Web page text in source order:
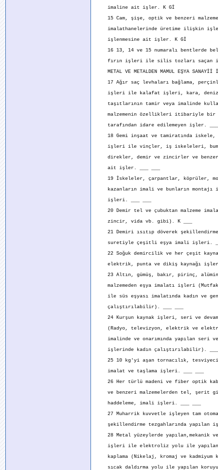
imaline ait işler. K Gİ
15 Cam, şişe, optik ve benzeri
imalathanelerinde üretime ilişkin
işlenmesine ait işler. K Gİ
16 13, 14 ve 15 numaralı bentlerde
fırın işleri ile silis tozları saçan
METAL VE METALDEN MAMUL EŞYA
17 Ağır saç levhaları bağlama,
işleri ile kalafat işleri, kara, deniz
taşıtlarının tamir veya imalinde
malzemenin özellikleri itibariyle bir
tarafından idare edilemeyen işler. ___
18 Gemi inşaat ve tamiratında iskele,
işleri ile vinçler, iş iskeleleri,
direkler, demir ve zincirler ve
ait işler. ___ ___
19 İskeleler, çarpantlar, köprüler,
kazanların imali ve bunların
işleri. ___ ___
20 Demir tel ve çubuktan malzeme
zincir, vida vb. gibi). K ___
21 Demiri ısıtıp döverek şekillendirme
suretiyle çeşitli eşya imali işleri.
22 Soğuk demircilik ve her çeşit
elektrik, punta ve dikiş kaynağı
23 Altın, gümüş, bakır, pirinç,
malzemeden eşya imalatı işleri (Mutfak
ile süs eşyası imalatında kadın ve
çalıştırılabilir). ___ ___
24 Kurşun kaynak işleri, seri ve
(Radyo, televizyon, elektrik ve
imalinde ve onarımında yapılan seri ve
işlerinde kadın çalıştırılabilir). ___
25 10 kg'yi aşan tornacılık,
imalat ve taşlama işleri. ___ ___
26 Her türlü madeni ve fiber optik
ve benzeri malzemelerden tel, şerit
haddeleme, imali işleri. ___ ___
27 Muharrik kuvvetle işleyen tam
şekillendirme tezgahlarında yapılan
28 Metal yüzeylerde yapılan,mekanik
işleri ile elektroliz yolu ile yapılan
kaplama (Nikelaj, kromaj ve kadmiyum
sıcak daldırma yolu ile yapılan